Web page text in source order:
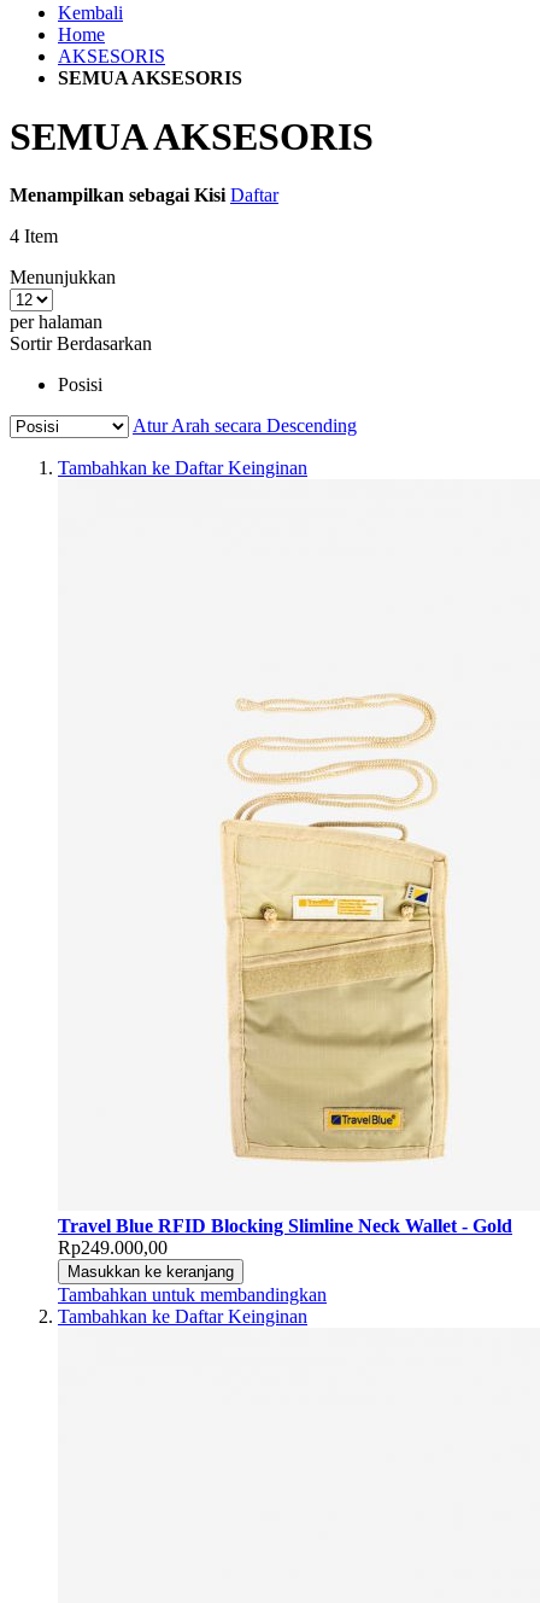
Kembali
Home
AKSESORIS
SEMUA AKSESORIS
SEMUA AKSESORIS
Menampilkan sebagai Kisi Daftar
4 Item
Menunjukkan
per halaman
Sortir Berdasarkan
Posisi
Atur Arah secara Descending
Tambahkan ke Daftar Keinginan
Travel Blue RFID Blocking Slimline Neck Wallet - Gold
Rp249.000,00
Masukkan ke keranjang
Tambahkan untuk membandingkan
Tambahkan ke Daftar Keinginan